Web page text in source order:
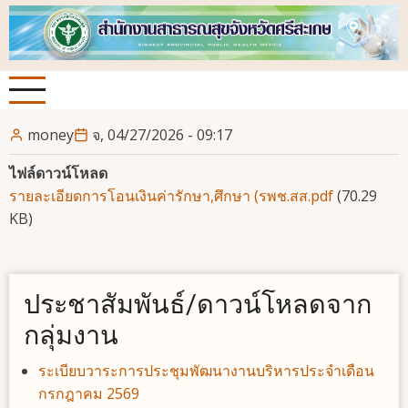
ข้าม
ไป
ยัง
เนื้อหา
หลัก
money
จ, 04/27/2026 - 09:17
ไฟล์ดาวน์โหลด
รายละเอียดการโอนเงินค่ารักษา,ศึกษา (รพช.สส.pdf(70.29
KB)
ประชาสัมพันธ์/ดาวน์โหลดจาก
กลุ่มงาน
ระเบียบวาระการประชุมพัฒนางานบริหารประจำเดือน
กรกฎาคม 2569